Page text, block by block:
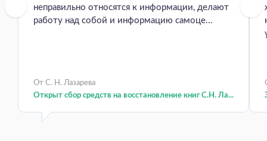
неправильно относятся к информации, делают
работу над собой и информацию самоце...
От С. Н. Лазарева
Открыт сбор средств на восстановление книг С.Н. Ла...